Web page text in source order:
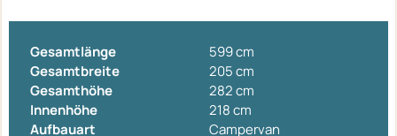
Gesamtlänge
599 cm
Gesamtbreite
205 cm
Gesamthöhe
282 cm
Innenhöhe
218 cm
Aufbauart
Campervan